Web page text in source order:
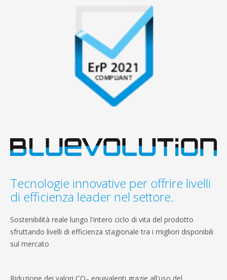
Tecnologie innovative per offrire livelli
di efficienza leader nel settore.
Sostenibilità reale lungo l'intero ciclo di vita del prodotto
sfruttando livelli di efficienza stagionale tra i migliori disponibili
sul mercato